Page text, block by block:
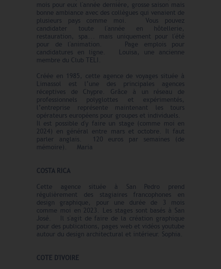
mois pour eux l'année dernière, grosse saison mais
bonne ambiance avec des collègues qui venaient de
plusieurs pays comme moi. Vous pouvez
candidater toute l'année en hôtellerie,
restauration, spa... mais uniquement pour l'été
pour de l'animation. Page emplois pour
candidatures en ligne. Louisa, une ancienne
membre du Club TELI.
Créée en 1985, cette agence de voyages située à
Limassol est l’une des principales agences
réceptives de Chypre. Grâce à un réseau de
professionnels polyglottes et expérimentés,
l’entreprise représente maintenant les tours
opérateurs européens pour groupes et individuels.
Il est possible d'y faire un stage (comme moi en
2024) en général entre mars et octobre. Il faut
parler anglais. 120 euros par semaines (de
mémoire). Maria
COSTA RICA
Cette agence située à San Pedro prend
régulièrement des stagiaires francophones en
design graphique, pour une durée de 3 mois
comme moi en 2023. Les stages sont basés à San
José. Il s'agit de faire de la création graphique
pour des publications, pages web et vidéos youtube
autour du design architectural et intérieur. Sophia.
COTE D'IVOIRE